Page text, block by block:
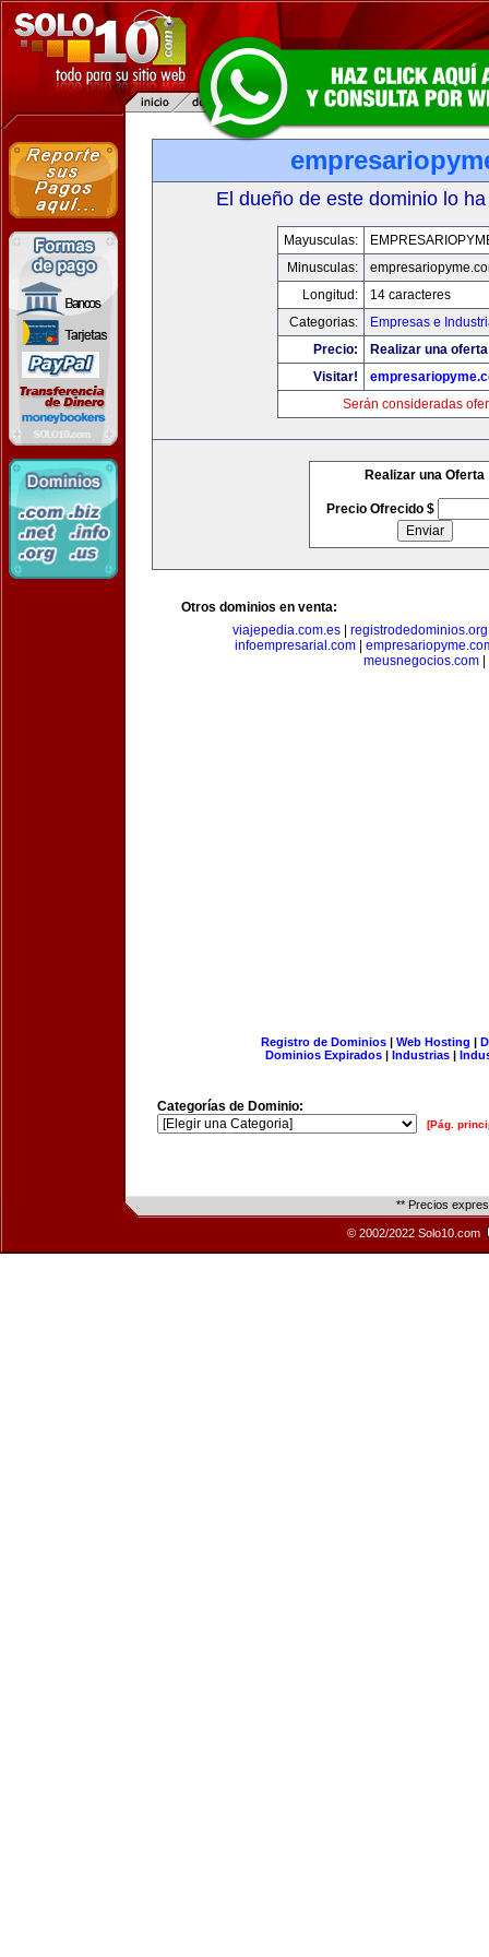
El dueño de este dominio lo
Mayusculas:
Minusculas:
Longitud:
14 caracteres
Categorias:
Empresas e
Precio:
Realizar una
Visitar!
Serán consideradas
Realizar una Oferta
Precio Ofrecido $
Otros dominios en venta:
viajepedia.com.es| registrodedominios.org
infoempresarial.com|
meusnegocios.com
Registro de Dominios| Web Hosting |
Dominios Expirados | Industrias |
Categorías de Dominio:
[Pág.
** Precios
© 2002/2022 Solo10.com